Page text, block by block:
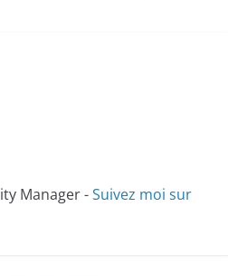
Manager -Suivez moi sur